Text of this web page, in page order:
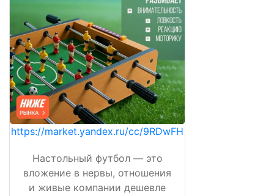
https://market.yandex.ru/cc/9RDwFH
Настольный футбол — это
вложение в нервы, отношения
и живые компании дешевле